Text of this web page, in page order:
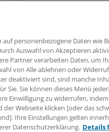
Geflüchtete haben
sind im Jahr 2022
sobald Sie sich eingeloggt
Kostenlos
personenbezogene Daten wie
Auswahl von Akzeptieren
Partner verarbeiten Daten, um
von Alle ablehnen oder
deaktiviert sind, sind manche
Sie. Sie können dieses Menü
Einwilligung zu widerrufen, indem
Webseite klicken [oder das
Ihre Einstellungen gelten
Datenschutzerklärung. Details